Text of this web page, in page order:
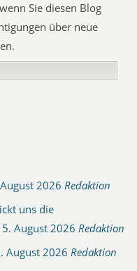
Sie diesen Blog
über neue
2026 Redaktion
uns die
5. August 2026 Redaktion
August 2026 Redaktion